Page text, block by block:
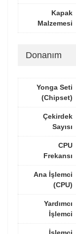
Kapak
Malzemesi
Donanım
Yonga Seti
(Chipset)
Çekirdek
Sayısı
CPU
Frekansı
Ana İşlemci
(CPU)
Yardımcı
İşlemci
İşlemci